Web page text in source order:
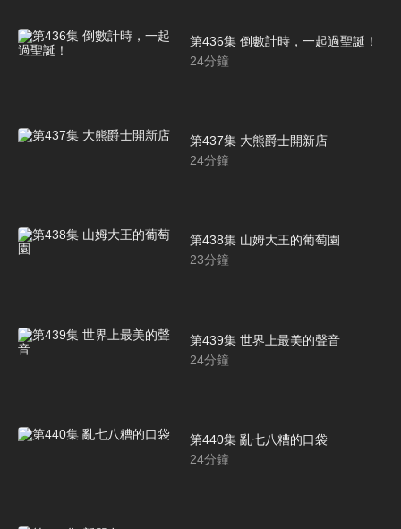
第436集 倒數計時，一起過聖誕！
24分鐘
第437集 大熊爵士開新店
24分鐘
第438集 山姆大王的葡萄園
23分鐘
第439集 世界上最美的聲音
24分鐘
第440集 亂七八糟的口袋
24分鐘